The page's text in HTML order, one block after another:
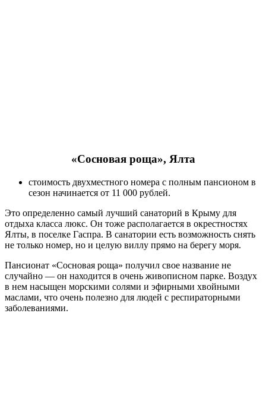
«Сосновая роща», Ялта
стоимость двухместного номера с полным пансионом в
сезон начинается от 11 000 рублей.
Это определенно самый лучший санаторий в Крыму для
отдыха класса люкс. Он тоже располагается в окрестностях
Ялты, в поселке Гаспра. В санатории есть возможность снять
не только номер, но и целую виллу прямо на берегу моря.
Пансионат «Сосновая роща» получил свое название не
случайно — он находится в очень живописном парке. Воздух
в нем насыщен морскими солями и эфирными хвойными
маслами, что очень полезно для людей с респираторными
заболеваниями.